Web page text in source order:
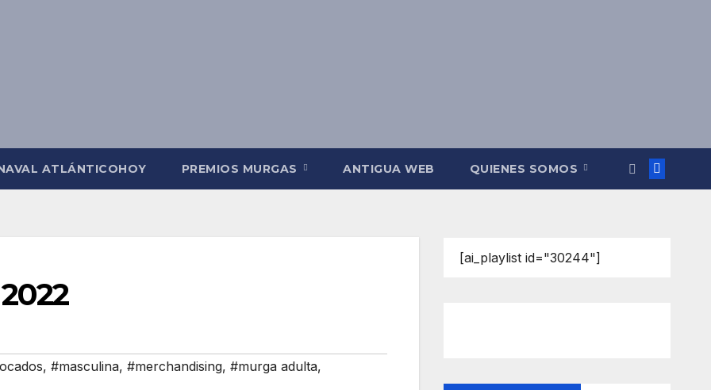
ATLÁNTICOHOY PREMIOS MURGAS ANTIGUA WEB QUIENES SOMOS
, #masculina, #merchandising, #murga adulta,
[ai_playlist id="30244"]